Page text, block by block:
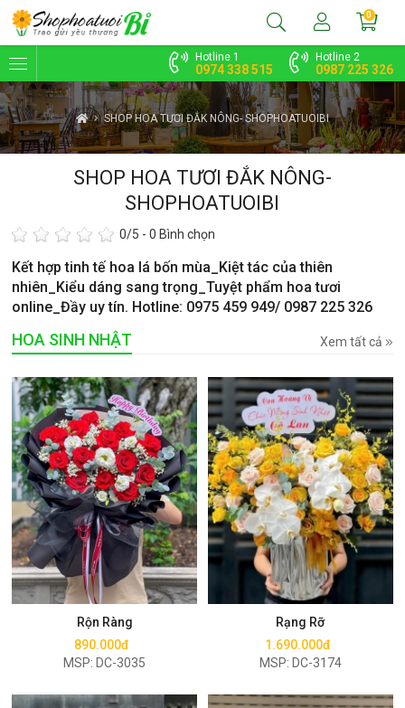
Hotline 1
0974 338 515
Hotline 2
0987 225 326
0
SHOP HOA TƯƠI ĐẮK NÔNG- SHOPHOATUOIBI
SHOP HOA TƯƠI ĐẮK NÔNG-
SHOPHOATUOIBI
0/5 -0 Bình chọn
Kết hợp tinh tế hoa lá bốn mùa_Kiệt tác của thiên
nhiên_Kiểu dáng sang trọng_Tuyệt phẩm hoa tươi
online_Đầy uy tín. Hotline: 0975 459 949/ 0987 225 326
HOA SINH NHẬT Xem tất cả
Rộn Ràng
890.000đ
MSP: DC-3035
Mua ngay
Rạng Rỡ
1.690.000đ
MSP: DC-3174
Mua ngay